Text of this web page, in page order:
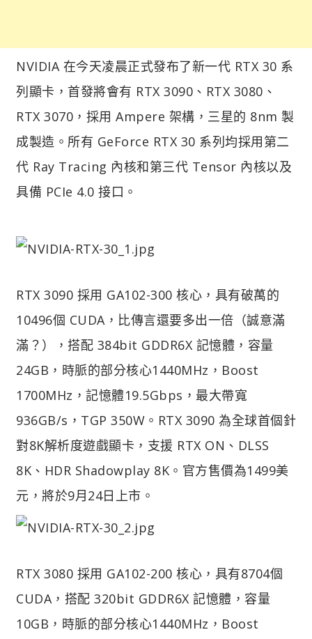
NVIDIA 在今天凌晨正式發布了新一代 RTX 30 系
列顯卡，首發將會有 RTX 3090、RTX 3080、
RTX 3070，採用 Ampere 架構，三星的 8nm 製
成製造。所有 GeForce RTX 30 系列均採用第二
代 Ray Tracing 內核和第三代 Tensor 內核以及
具備 PCIe 4.0 接口。
RTX 3090 採用 GA102-300 核心，具有破萬的
10496個 CUDA，比傳言還要多出一倍（誠意滿
滿？），搭配 384bit GDDR6X 記憶體，容量
24GB，時脈的部分核心1440MHz，Boost
1700MHz，記憶體19.5Gbps，最大帶寬
936GB/s，TGP 350W。RTX 3090 為全球首個針
對8K解析度遊戲顯卡，支援 RTX ON、DLSS
8K、HDR Shadowplay 8K。官方售價為1499美
元，將於9月24日上市。
RTX 3080 採用 GA102-200 核心，具有8704個
CUDA，搭配 320bit GDDR6X 記憶體，容量
10GB，時脈的部分核心1440MHz，Boost